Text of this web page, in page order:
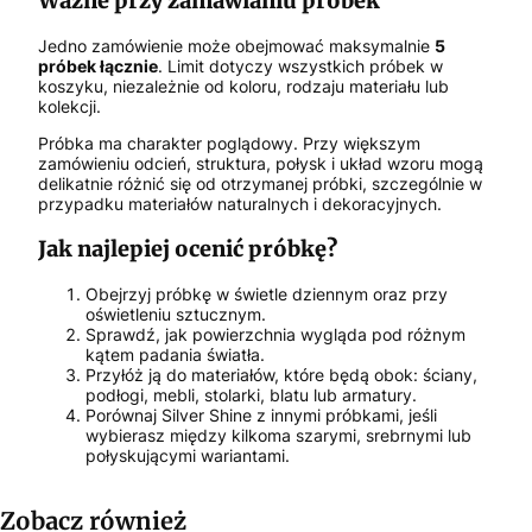
Jedno zamówienie może obejmować maksymalnie 5
próbek łącznie. Limit dotyczy wszystkich próbek w
koszyku, niezależnie od koloru, rodzaju materiału lub
kolekcji.
Próbka ma charakter poglądowy. Przy większym
zamówieniu odcień, struktura, połysk i układ wzoru mogą
delikatnie różnić się od otrzymanej próbki, szczególnie w
przypadku materiałów naturalnych i dekoracyjnych.
Jak najlepiej ocenić próbkę?
Obejrzyj próbkę w świetle dziennym oraz przy
oświetleniu sztucznym.
Sprawdź, jak powierzchnia wygląda pod różnym
kątem padania światła.
Przyłóż ją do materiałów, które będą obok: ściany,
podłogi, mebli, stolarki, blatu lub armatury.
Porównaj Silver Shine z innymi próbkami, jeśli
wybierasz między kilkoma szarymi, srebrnymi lub
połyskującymi wariantami.
Zobacz również